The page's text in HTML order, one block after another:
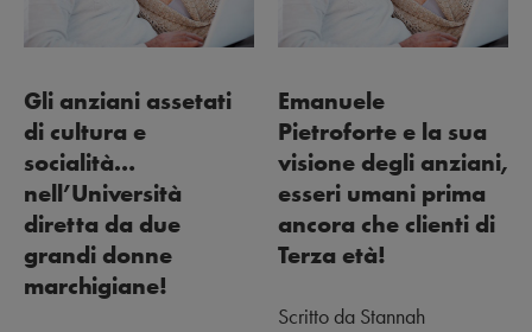
Gli anziani assetati
di cultura e
socialità…
nell’Università
diretta da due
grandi donne
marchigiane!
Emanuele
Pietroforte e la sua
visione degli anziani,
esseri umani prima
ancora che clienti di
Terza età!
Scritto da Stannah